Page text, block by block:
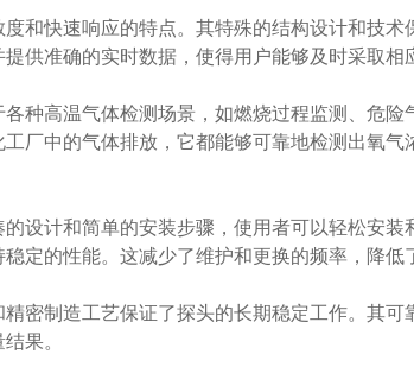
快速响应的特点。其特殊的结构设计和技术
供准确的实时数据，使得用户能够及时采取相
高温气体检测场景，如燃烧过程监测、危险
厂中的气体排放，它都能够可靠地检测出氧气
计和简单的安装步骤，使用者可以轻松安装
定的性能。这减少了维护和更换的频率，降低
制造工艺保证了探头的长期稳定工作。其可
果。